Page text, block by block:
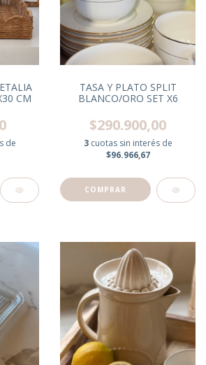
CM
de
TASA Y PLATO SPLIT
BLANCO/ORO SET X6
$290.900,00
3 cuotas sin interés de
$96.966,67